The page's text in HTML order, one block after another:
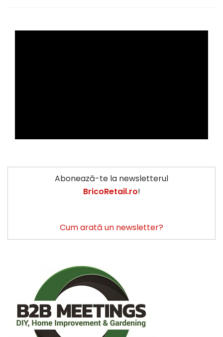
Abonează-te la newsletterul
BricoRetail.ro!
Cum arată un newsletter?